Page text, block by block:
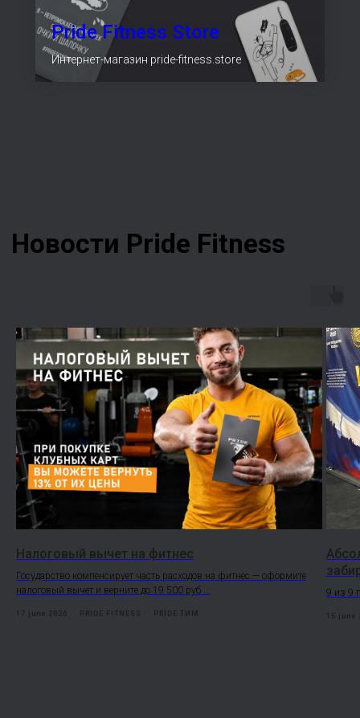
Pride Fitness Store
Интернет-магазин pride-fitness.store
Налоговый вычет на фитнес
Государство компенсирует часть расходов на фитнес — оформите
налоговый вычет и верните до 19 500 руб ...
17 june 2026 PRIDE FITNESS PRIDE ТИМ
9 из 9
15 june